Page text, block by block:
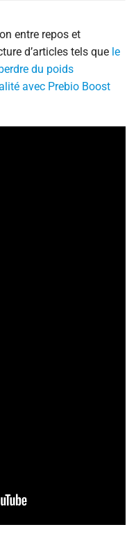
entre repos et
d’articles tels que le
du poids
avec Prebio Boost